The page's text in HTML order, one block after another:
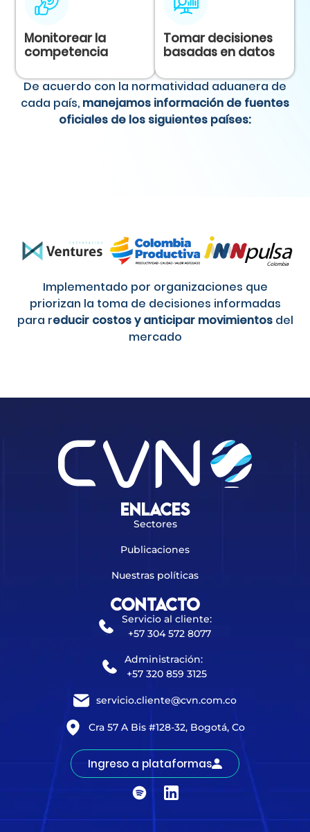
Monitorear la
competencia
Tomar decisiones
basadas en datos
De acuerdo con la normatividad aduanera de
cada país, manejamos información de fuentes
oficiales de los siguientes países:
Implementado por organizaciones que
priorizan la toma de decisiones informadas
para reducir costos y anticipar movimientosdel
mercado
Enlaces
Sectores
Publicaciones
Nuestras políticas
Contacto
Servicio al cliente:
+57 304 572 8077
Administración:
+57 320 859 3125
servicio.cliente@cvn.com.co
Cra 57 A Bis #128-32, Bogotá, Co
Ingreso a plataformas